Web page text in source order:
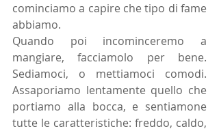
cominciamo a capire che tipo di fame
abbiamo.
Quando poi incominceremo a
mangiare, facciamolo per bene.
Sediamoci, o mettiamoci comodi.
Assaporiamo lentamente quello che
portiamo alla bocca, e sentiamone
tutte le caratteristiche: freddo, caldo,